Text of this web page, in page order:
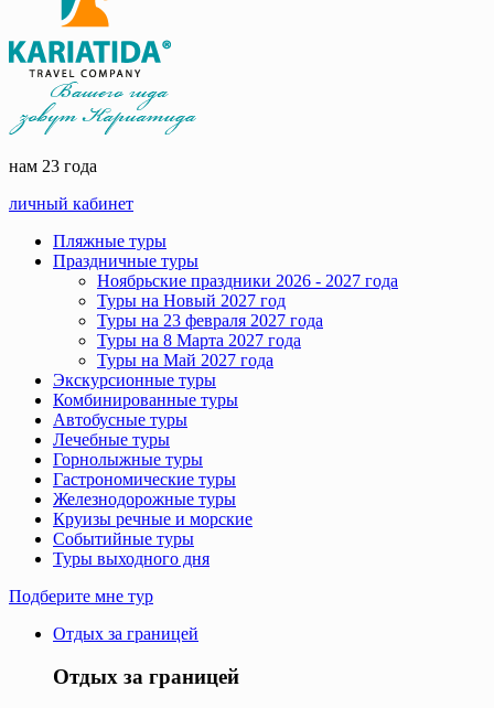
нам 23 года
личный кабинет
Пляжные туры
Праздничные туры
Ноябрьские праздники 2026 - 2027 года
Туры на Новый 2027 год
Туры на 23 февраля 2027 года
Туры на 8 Марта 2027 года
Туры на Май 2027 года
Экскурсионные туры
Комбинированные туры
Автобусные туры
Лечебные туры
Горнолыжные туры
Гастрономические туры
Железнодорожные туры
Круизы речные и морские
Событийные туры
Туры выходного дня
Подберите мне тур
Отдых за границей
Отдых за границей